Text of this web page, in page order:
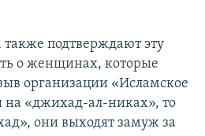
также подтверждают эту
о женщинах, которые
организации «Исламское
на «джихад-ал-никах», то
они выходят замуж за